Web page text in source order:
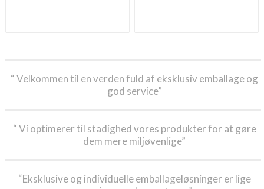
“ Velkommen til en verden fuld af eksklusiv emballage og
god service”
“ Vi optimerer til stadighed vores produkter for at gøre
dem mere miljøvenlige”
“Eksklusive og individuelle emballageløsninger er lige